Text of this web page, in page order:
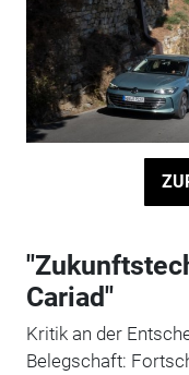
Cariad"
Kritik an der
Belegschaft: